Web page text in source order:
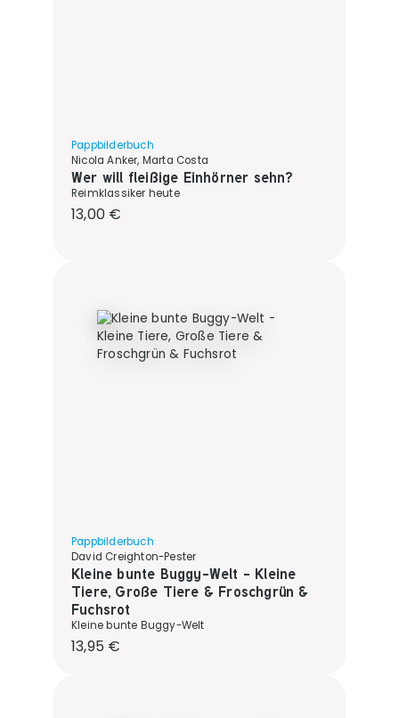
Pappbilderbuch
Nicola Anker, Marta Costa
Wer will fleißige Einhörner sehn?
Reimklassiker heute
Regulärer Preis:
13,00 €
Pappbilderbuch
David Creighton-Pester
Kleine bunte Buggy-Welt - Kleine
Tiere, Große Tiere & Froschgrün &
Fuchsrot
Kleine bunte Buggy-Welt
Regulärer Preis:
13,95 €